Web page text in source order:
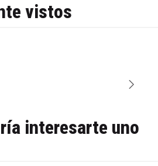
vistos
interesarte uno